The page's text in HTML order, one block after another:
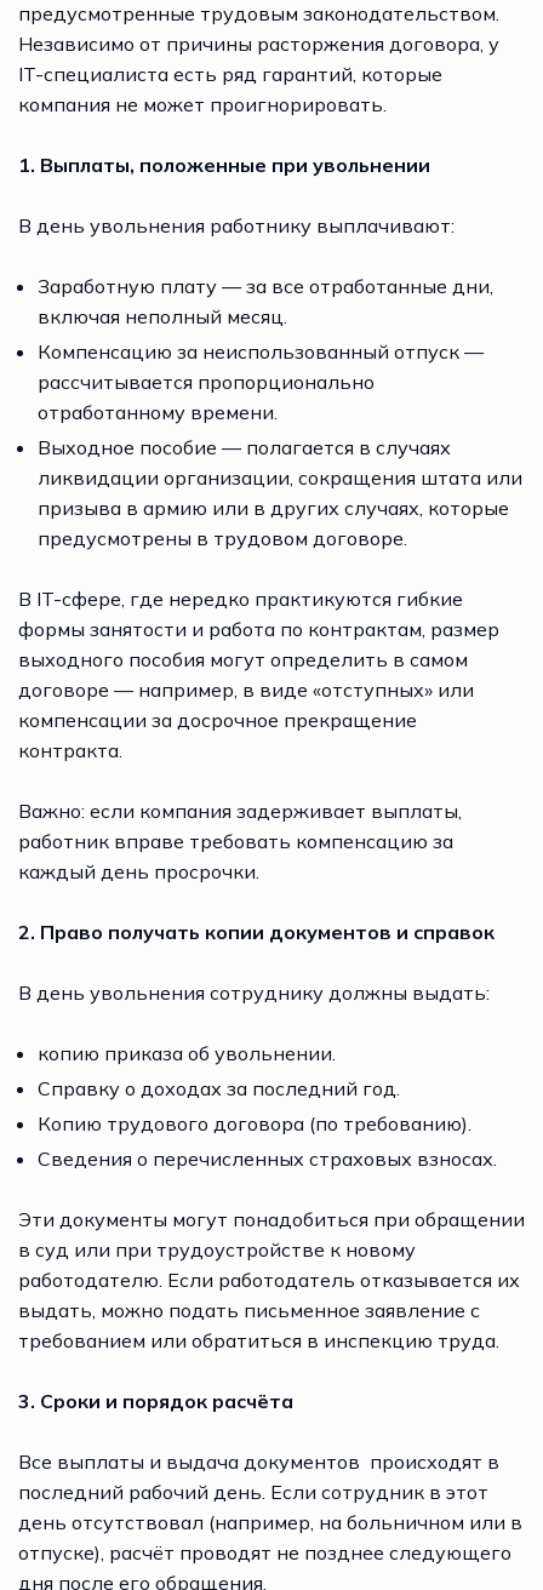
предусмотренные трудовым законодательством.
Независимо от причины расторжения договора, у
IT-специалиста есть ряд гарантий, которые
компания не может проигнорировать.
1. Выплаты, положенные при увольнении
В день увольнения работнику выплачивают:
Заработную плату — за все отработанные дни,
включая неполный месяц.
Компенсацию за неиспользованный отпуск —
рассчитывается пропорционально
отработанному времени.
Выходное пособие — полагается в случаях
ликвидации организации, сокращения штата или
призыва в армию или в других случаях, которые
предусмотрены в трудовом договоре.
В IT-сфере, где нередко практикуются гибкие
формы занятости и работа по контрактам, размер
выходного пособия могут определить в самом
договоре — например, в виде «отступных» или
компенсации за досрочное прекращение
контракта.
Важно: если компания задерживает выплаты,
работник вправе требовать компенсацию за
каждый день просрочки.
2. Право получать копии документов и справок
В день увольнения сотруднику должны выдать:
копию приказа об увольнении.
Справку о доходах за последний год.
Копию трудового договора (по требованию).
Сведения о перечисленных страховых взносах.
Эти документы могут понадобиться при обращении
в суд или при трудоустройстве к новому
работодателю. Если работодатель отказывается их
выдать, можно подать письменное заявление с
требованием или обратиться в инспекцию труда.
3. Сроки и порядок расчёта
Все выплаты и выдача документов происходят в
последний рабочий день. Если сотрудник в этот
день отсутствовал (например, на больничном или в
отпуске), расчёт проводят не позднее следующего
дня после его обращения.